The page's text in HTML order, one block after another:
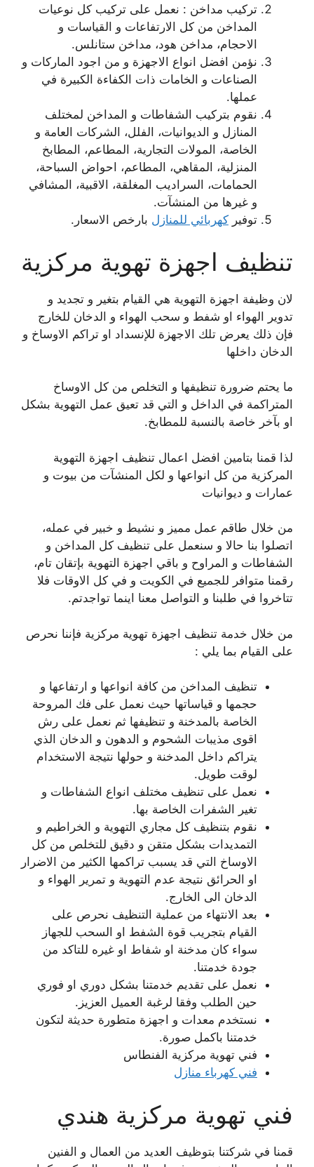
تركيب مداخن : نعمل على تركيب كل نوعيات
المداخن من كل الارتفاعات و القياسات و
الاحجام، مداخن هود، مداخن ستانلس.
نؤمن افضل انواع الاجهزة و من اجود الماركات و
الصناعات و الخامات ذات الكفاءة الكبيرة في
عملها.
نقوم بتركيب الشفاطات و المداخن لمختلف
المنازل و الديوانيات، الفلل، الشركات العامة و
الخاصة، المولات التجارية، المطاعم، المطابخ
المنزلية، المقاهي، المطاعم، احواض السباحة،
الحمامات، السراديب المغلقة، الاقبية، المشافي
و غيرها من المنشآت.
توفير كهربائي للمنازل بارخص الاسعار.
تنظيف اجهزة تهوية مركزية
لان وظيفة اجهزة التهوية هي القيام بتغير و تجديد و
تدوير الهواء او شفط و سحب الهواء و الدخان للخارج
فإن ذلك يعرض تلك الاجهزة للإنسداد او تراكم الاوساخ و
الدخان داخلها
ما يحتم ضرورة تنظيفها و التخلص من كل الاوساخ
المتراكمة في الداخل و التي قد تعيق عمل التهوية بشكل
او بآخر خاصة بالنسبة للمطابخ.
لذا قمنا بتامين افضل اعمال تنظيف اجهزة التهوية
المركزية من كل انواعها و لكل المنشآت من بيوت و
عمارات و ديوانيات
من خلال طاقم عمل مميز و نشيط و خبير في عمله،
اتصلوا بنا حالا و سنعمل على تنظيف كل المداخن و
الشفاطات و المراوح و باقي اجهزة التهوية بإتقان تام،
رقمنا متوافر للجميع في الكويت و في كل الاوقات فلا
تتاخروا في طلبنا و التواصل معنا اينما تواجدتم.
من خلال خدمة تنظيف اجهزة تهوية مركزية فإننا نحرص
على القيام بما يلي :
تنظيف المداخن من كافة انواعها و ارتفاعها و
حجمها و قياساتها حيث نعمل على فك المروحة
الخاصة بالمدخنة و تنظيفها ثم نعمل على رش
اقوى مذيبات الشحوم و الدهون و الدخان الذي
يتراكم داخل المدخنة و حولها نتيجة الاستخدام
لوقت طويل.
نعمل على تنظيف مختلف انواع الشفاطات و
تغير الشفرات الخاصة بها.
نقوم بتنظيف كل مجاري التهوية و الخراطيم و
التمديدات بشكل متقن و دقيق للتخلص من كل
الاوساخ التي قد يسبب تراكمها الكثير من الاضرار
او الحرائق نتيجة عدم التهوية و تمرير الهواء و
الدخان الى الخارج.
بعد الانتهاء من عملية التنظيف نحرص على
القيام بتجريب قوة الشفط او السحب للجهاز
سواء كان مدخنة او شفاط او غيره للتاكد من
جودة خدمتنا.
نعمل على تقديم خدمتنا بشكل دوري او فوري
حين الطلب وفقا لرغبة العميل العزيز.
نستخدم معدات و اجهزة متطورة حديثة لتكون
خدمتنا باكمل صورة.
فني تهوية مركزية الفنطاس
فني كهرباء منازل
فني تهوية مركزية هندي
قمنا في شركتنا بتوظيف العديد من العمال و الفنين